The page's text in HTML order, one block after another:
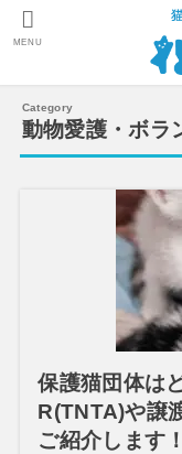
MENU
動物愛護・ボラ
保護猫団体は
R(TNTA)や譲
ご紹介します！